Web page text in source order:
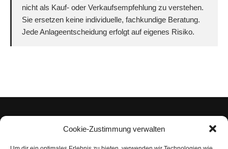
Cookie-Zustimmung verwalten
nicht als Kauf- oder Verkaufsempfehlung zu verstehen.
Sie ersetzen keine individuelle, fachkundige Beratung.
Jede Anlageentscheidung erfolgt auf eigenes Risiko.